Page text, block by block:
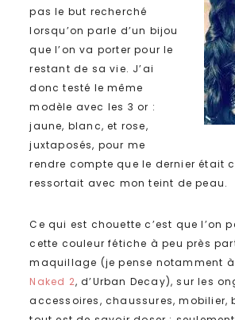
pas le but recherché
lorsqu’on parle d’un bijou
que l’on va porter pour le
restant de sa vie. J’ai
donc testé le même
modèle avec les 3 or :
jaune, blanc, et rose,
juxtaposés, pour me
rendre compte que le dernier était
ressortait avec mon teint de peau.
Ce qui est chouette c’est que l’on
cette couleur fétiche à peu près
maquillage (je pense notamment
Naked 2, d’Urban Decay), sur les
accessoires, chaussures, mobilier,